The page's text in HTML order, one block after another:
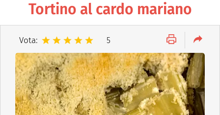
Tortino al cardo mariano
Vota: 5